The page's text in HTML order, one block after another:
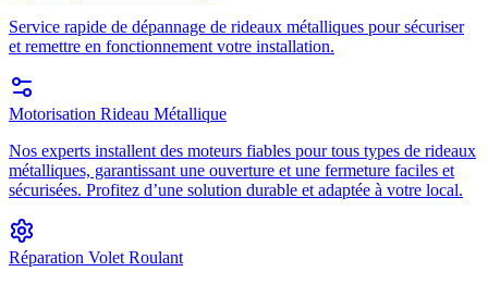
Service rapide de dépannage de rideaux métalliques pour sécuriser
et remettre en fonctionnement votre installation.
Motorisation Rideau Métallique
Nos experts installent des moteurs fiables pour tous types de rideaux
métalliques, garantissant une ouverture et une fermeture faciles et
sécurisées. Profitez d’une solution durable et adaptée à votre local.
Réparation Volet Roulant